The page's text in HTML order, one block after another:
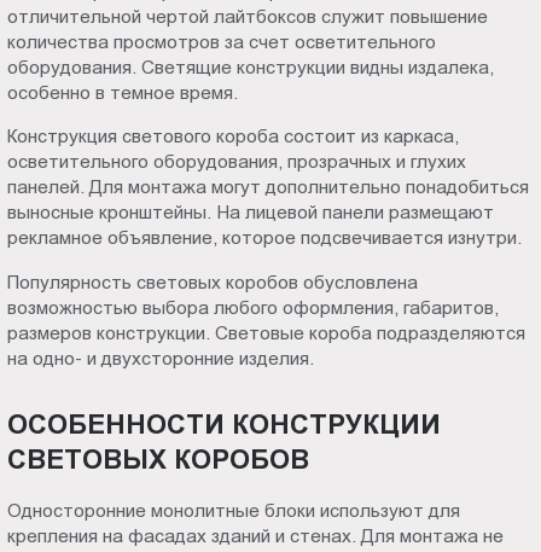
отличительной чертой лайтбоксов служит повышение
количества просмотров за счет осветительного
оборудования. Светящие конструкции видны издалека,
особенно в темное время.
Конструкция светового короба состоит из каркаса,
осветительного оборудования, прозрачных и глухих
панелей. Для монтажа могут дополнительно понадобиться
выносные кронштейны. На лицевой панели размещают
рекламное объявление, которое подсвечивается изнутри.
Популярность световых коробов обусловлена
возможностью выбора любого оформления, габаритов,
размеров конструкции. Световые короба подразделяются
на одно- и двухсторонние изделия.
ОСОБЕННОСТИ КОНСТРУКЦИИ
СВЕТОВЫХ КОРОБОВ
Односторонние монолитные блоки используют для
крепления на фасадах зданий и стенах. Для монтажа не
Пт.:
9.00-
18.00
Вс.:
выходной